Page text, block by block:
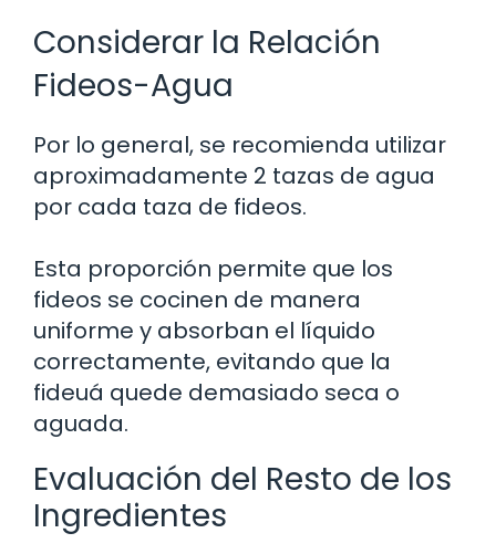
Considerar la Relación
Fideos-Agua
Por lo general, se recomienda utilizar
aproximadamente 2 tazas de agua
por cada taza de fideos.
Esta proporción permite que los
fideos se cocinen de manera
uniforme y absorban el líquido
correctamente, evitando que la
fideuá quede demasiado seca o
aguada.
Evaluación del Resto de los
Ingredientes